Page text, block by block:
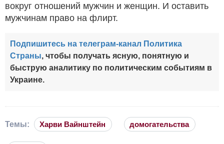
вокруг отношений мужчин и женщин. И оставить
мужчинам право на флирт.
Подпишитесь на телеграм-канал Политика
Страны, чтобы получать ясную, понятную и
быструю аналитику по политическим событиям в
Украине.
Темы: Харви Вайнштейн домогательства